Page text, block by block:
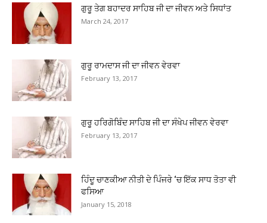
ਗੁਰੂ ਤੇਗ ਬਹਾਦਰ ਸਾਹਿਬ ਜੀ ਦਾ ਜੀਵਨ ਅਤੇ ਸਿਧਾਂਤ
March 24, 2017
ਗੁਰੂ ਰਾਮਦਾਸ ਜੀ ਦਾ ਜੀਵਨ ਵੇਰਵਾ
February 13, 2017
ਗੁਰੂ ਹਰਿਗੋਬਿੰਦ ਸਾਹਿਬ ਜੀ ਦਾ ਸੰਖੇਪ ਜੀਵਨ ਵੇਰਵਾ
February 13, 2017
ਹਿੰਦੂ ਚਾਣਕੀਆ ਨੀਤੀ ਦੇ ਪਿੰਜਰੇ ‘ਚ ਇੱਕ ਸਾਧ ਤੋਤਾ ਵੀ
ਫਸਿਆ
January 15, 2018